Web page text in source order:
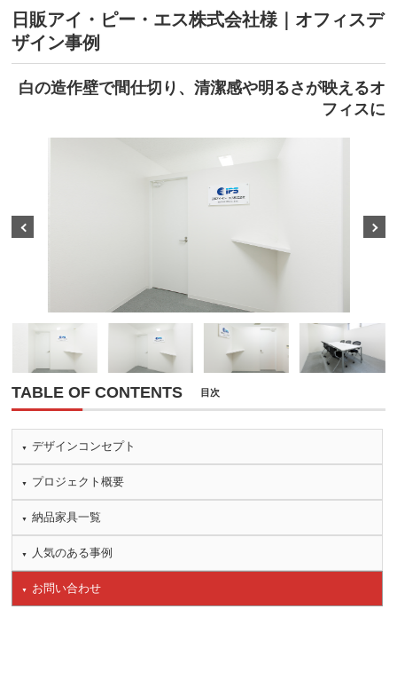
日販アイ・ピー・エス株式会社様｜オフィスデ
ザイン事例
白の造作壁で間仕切り、清潔感や明るさが映えるオ
フィスに
TABLE OF CONTENTS 目次
デザインコンセプト
プロジェクト概要
納品家具一覧
人気のある事例
お問い合わせ